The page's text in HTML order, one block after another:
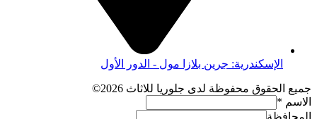
الإسكندرية: جرين بلازا مول - الدور الأول
جميع الحقوق محفوظة لدى جلوريا للاثاث 2026©
الاسم *
المحافظة